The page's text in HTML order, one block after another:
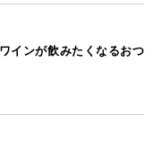
インが飲みたくなるおつ